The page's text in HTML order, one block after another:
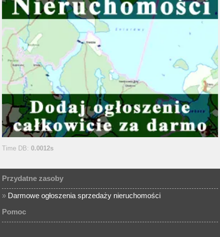
Time DB:0.0012s
Przydatne zasoby
» Darmowe ogłoszenia sprzedaży nieruchomości
Pomoc